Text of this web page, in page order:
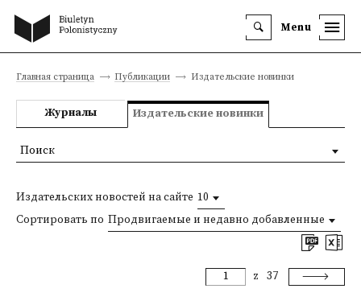
Menu
Главная страница Публикации Издательские новинки
Журналы Издательские новинки
Издательских новостей на сайте 10
Сортировать по Продвигаемые и недавно добавленные
z 37
Поиск